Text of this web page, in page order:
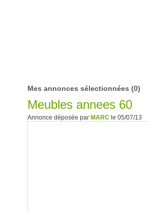
Mes annonces sélectionnées (0)
Meubles annees 60
Annonce déposée par MARC le 05/07/13